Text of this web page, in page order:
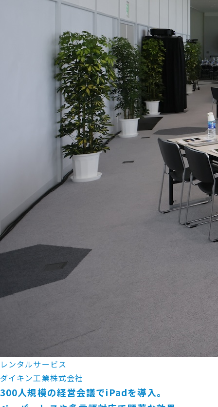
レンタルサービス
ダイキン工業株式会社
300人規模の経営会議でiPadを導入。